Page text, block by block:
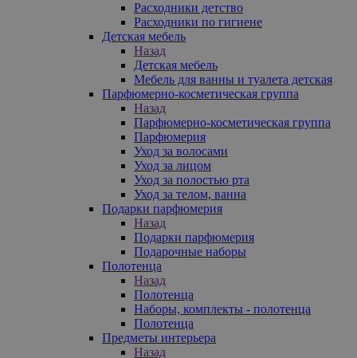
Расходники детство
Расходники по гигиене
Детская мебель
Назад
Детская мебель
Мебель для ванны и туалета детская
Парфюмерно-косметическая группа
Назад
Парфюмерно-косметическая группа
Парфюмерия
Уход за волосами
Уход за лицом
Уход за полостью рта
Уход за телом, ванна
Подарки парфюмерия
Назад
Подарки парфюмерия
Подарочные наборы
Полотенца
Назад
Полотенца
Наборы, комплекты - полотенца
Полотенца
Предметы интерьера
Назад